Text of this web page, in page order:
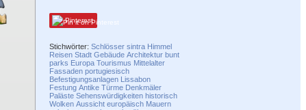
Pinterest
Stichwörter:Schlösser sintra Himmel
Reisen Stadt Gebäude Architektur bunt
parks Europa Tourismus Mittelalter
Fassaden portugiesisch
Befestigungsanlagen Lissabon
Festung Antike Türme Denkmäler
Paläste Sehenswürdigkeiten historisch
Wolken Aussicht europäisch Mauern